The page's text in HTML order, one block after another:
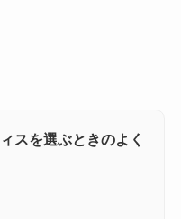
スを選ぶときのよく